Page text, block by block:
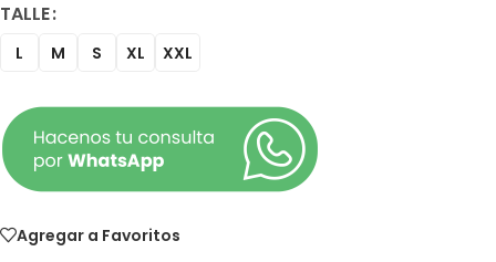
TALLE
L M S XL XXL
Agregar a Favoritos